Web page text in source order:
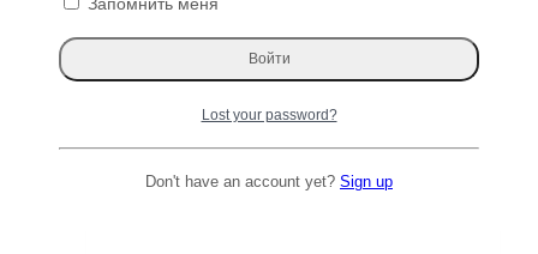
Скатерть для стола, с вышивкой и
бахромой, прямоугольная, Varman.pro
1820₽Диапазон
цен:
1531 ₽
Читать далее
Этот
товар
Lost your password?
Don't have an account yet? Sign up